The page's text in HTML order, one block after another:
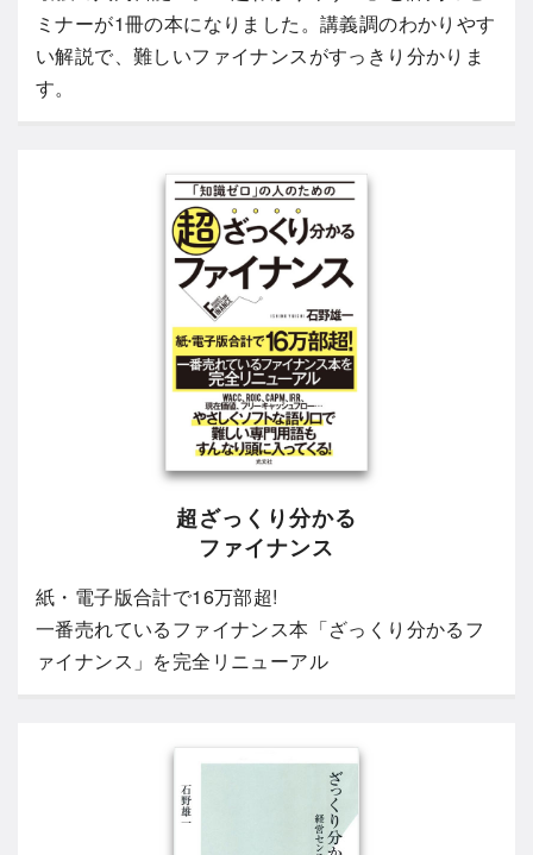
ミナーが1冊の本になりました。講義調のわかりやす
い解説で、難しいファイナンスがすっきり分かりま
す。
超ざっくり分かる
ファイナンス
紙・電子版合計で16万部超!
一番売れているファイナンス本「ざっくり分かるフ
ァイナンス」を完全リニューアル